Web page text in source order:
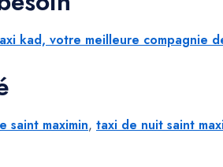
kad, votre meilleure compagnie
saint maximin, taxi de nuit saint